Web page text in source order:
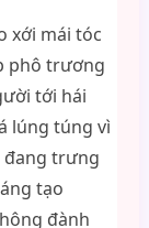
xới mái tóc
phô trương
tới hái
lúng túng vì
đang trưng
tạo
đành